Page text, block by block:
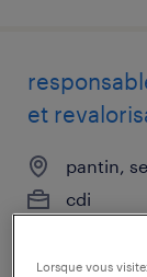
et
pantin,
cdi
Lorsque vous